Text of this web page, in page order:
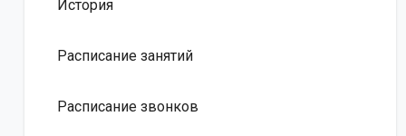
История
Расписание занятий
Расписание звонков